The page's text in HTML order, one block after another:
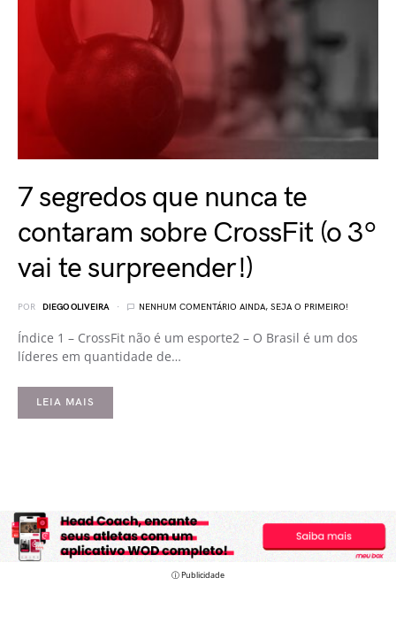
7 segredos que nunca te
contaram sobre CrossFit (o 3º
vai te surpreender!)
POR DIEGO OLIVEIRA NENHUM COMENTÁRIO AINDA, SEJA O PRIMEIRO!
Índice 1 – CrossFit não é um esporte2 – O Brasil é um dos
líderes em quantidade de…
LEIA MAIS
ⓘ Publicidade